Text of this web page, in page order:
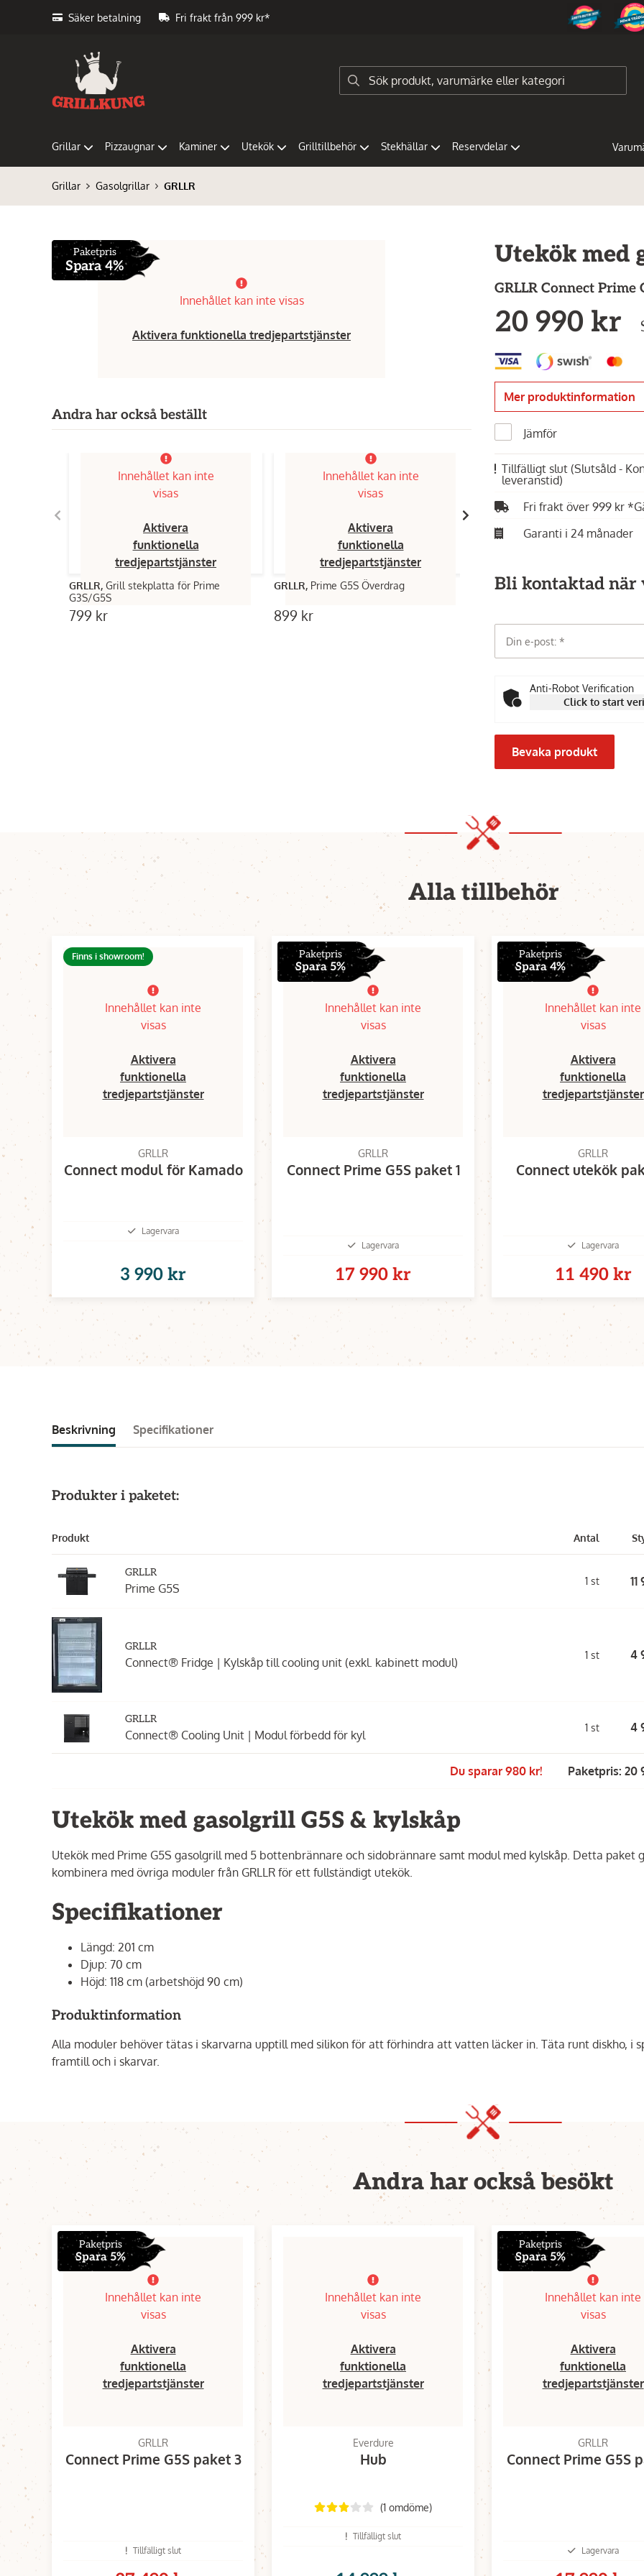
Säker betalning Fri frakt från 999 kr*
Grillar Pizzaugnar Kaminer Utekök Grilltillbehör Stekhällar Reservdelar
Grillar Gasolgrillar GRLLR
Paketpris
Spara 4%
Innehållet kan inte visas
Aktivera funktionella tredjepartstjänster
Andra har också beställt
Innehållet kan inte
visas
Aktivera
funktionella
tredjepartstjänster
GRLLR, Grill stekplatta för Prime
G3S/G5S
799 kr
Innehållet kan inte
visas
Aktivera
funktionella
tredjepartstjänster
GRLLR, Prime G5S Överdrag
899 kr
Innehållet kan inte
Aktivera
Grillkung,Cooling Unit | Modul
Utekök med
GRLLR Connect Prime
20 990 kr
Mer produktinformation
Jämför
Tillfälligt slut (Slutsåld -
leveranstid)
Fri frakt över 999 kr
Garanti i 24 månader
Bli kontaktad när
Din e-post:
Anti-Robot Verification
Click to start
Bevaka produkt
Alla tillbehör
Finns i showroom!
Innehållet kan inte
visas
Aktivera
funktionella
tredjepartstjänster
GRLLR
Connect modul för Kamado
Lagervara
3 990 kr
Paketpris
Spara 5%
Innehållet kan inte
visas
Aktivera
funktionella
tredjepartstjänster
GRLLR
Connect Prime G5S paket 1
Lagervara
17 990 kr
Paketpris
Spara 4%
Innehållet kan inte
visas
Aktivera
funktionella
tredjepartstjänster
GRLLR
Connect utekök
Lagervara
11 490 kr
Beskrivning Specifikationer
Produkter i paketet:
Produkt Antal
GRLLR
Prime G5S
1 st
GRLLR
Connect® Fridge | Kylskåp till cooling unit (exkl. kabinett modul)
1 st 4
GRLLR
Connect® Cooling Unit | Modul förbedd för kyl
1 st 4
Du sparar 980 kr! Paketpris: 20
Utekök med gasolgrill G5S & kylskåp
Utekök med Prime G5S gasolgrill med 5 bottenbrännare och sidobrännare samt modul med kylskåp. Detta paket
kombinera med övriga moduler från GRLLR för ett fullständigt utekök.
Specifikationer
Längd: 201 cm
Djup: 70 cm
Höjd: 118 cm (arbetshöjd 90 cm)
Produktinformation
Alla moduler behöver tätas i skarvarna upptill med silikon för att förhindra att vatten läcker in. Täta runt diskho, i
framtill och i skarvar.
Andra har också besökt
Paketpris
Spara 5%
Innehållet kan inte
visas
Aktivera
funktionella
tredjepartstjänster
GRLLR
Connect Prime G5S paket 3
Tillfälligt slut
Innehållet kan inte
visas
Aktivera
funktionella
tredjepartstjänster
Everdure
Hub
(1 omdöme)
Tillfälligt slut
Paketpris
Spara 5%
Innehållet kan inte
visas
Aktivera
funktionella
tredjepartstjänster
GRLLR
Connect Prime G5S
Lagervara